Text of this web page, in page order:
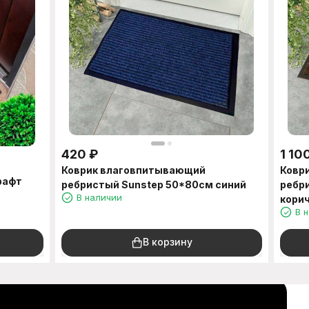
420 ₽
Коврик влаговпитывающий
ребристый Sunstep 50*80см синий
В наличии
В корзину
1
В